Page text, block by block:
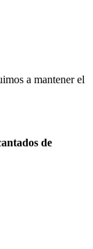
a mantener el
de